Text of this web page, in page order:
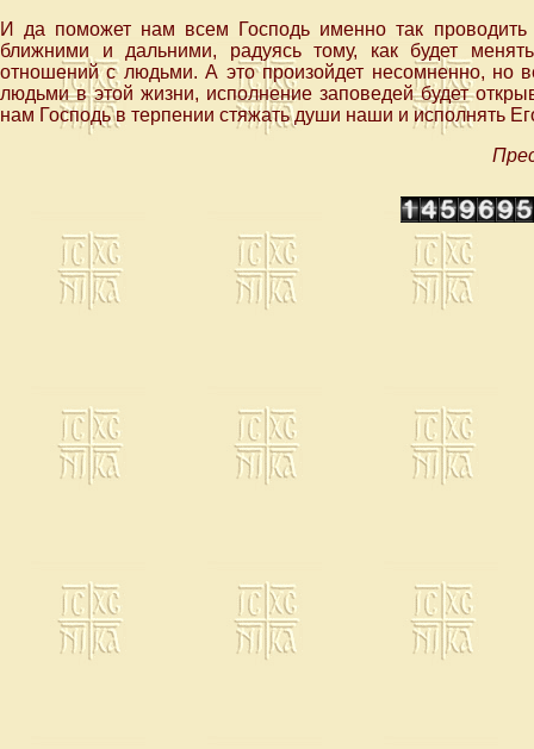
И да поможет нам всем Господь именно так
ближними и дальними, радуясь тому, как будет
отношений с людьми. А это произойдет несомненно, но
людьми в этой жизни, исполнение заповедей будет
нам Господь в терпении стяжать души наши и исполнять